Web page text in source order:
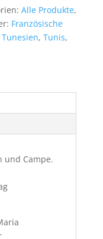
Alle Produkte,
Französische
Tunesien, Tunis,
und Campe.